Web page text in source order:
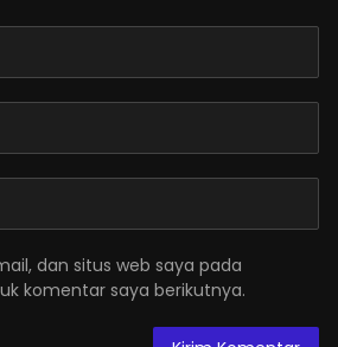
dan situs web saya pada
komentar saya berikutnya.